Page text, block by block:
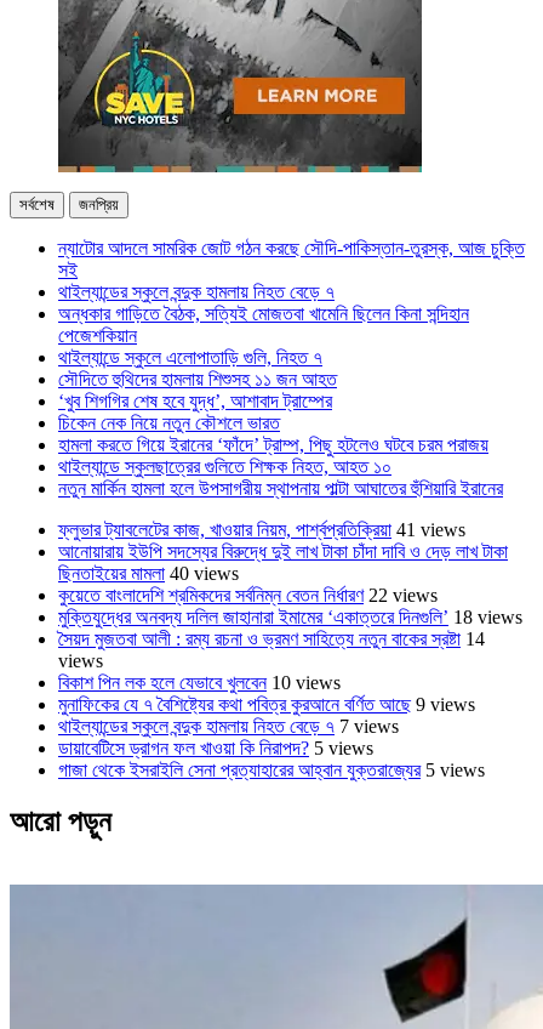
সর্বশেষ জনপ্রিয়
ন্যাটোর আদলে সামরিক জোট গঠন করছে সৌদি-পাকিস্তান-তুরস্ক, আজ চুক্তি
সই
থাইল্যান্ডের স্কুলে বন্দুক হামলায় নিহত বেড়ে ৭
অন্ধকার গাড়িতে বৈঠক, সত্যিই মোজতবা খামেনি ছিলেন কিনা সন্দিহান
পেজেশকিয়ান
থাইল্যান্ডে স্কুলে এলোপাতাড়ি গুলি, নিহত ৭
সৌদিতে হুথিদের হামলায় শিশুসহ ১১ জন আহত
‘খুব শিগগির শেষ হবে যুদ্ধ’, আশাবাদ ট্রাম্পের
চিকেন নেক নিয়ে নতুন কৌশলে ভারত
হামলা করতে গিয়ে ইরানের ‘ফাঁদে’ ট্রাম্প, পিছু হটলেও ঘটবে চরম পরাজয়
থাইল্যান্ডে স্কুলছাত্রের গুলিতে শিক্ষক নিহত, আহত ১০
নতুন মার্কিন হামলা হলে উপসাগরীয় স্থাপনায় পাল্টা আঘাতের হুঁশিয়ারি ইরানের
ফ্লুভার ট্যাবলেটের কাজ, খাওয়ার নিয়ম, পার্শ্বপ্রতিক্রিয়া 41 views
আনোয়ারায় ইউপি সদস্যের বিরুদ্ধে দুই লাখ টাকা চাঁদা দাবি ও দেড় লাখ টাকা
ছিনতাইয়ের মামলা 40 views
কুয়েতে বাংলাদেশি শ্রমিকদের সর্বনিম্ন বেতন নির্ধারণ 22 views
মুক্তিযুদ্ধের অনবদ্য দলিল জাহানারা ইমামের ‘একাত্তরে দিনগুলি’ 18 views
সৈয়দ মুজতবা আলী : রম্য রচনা ও ভ্রমণ সাহিত্যে নতুন বাকের স্রষ্টা 14
views
বিকাশ পিন লক হলে যেভাবে খুলবেন 10 views
মুনাফিকের যে ৭ বৈশিষ্ট্যের কথা পবিত্র কুরআনে বর্ণিত আছে 9 views
থাইল্যান্ডের স্কুলে বন্দুক হামলায় নিহত বেড়ে ৭ 7 views
ডায়াবেটিসে ড্রাগন ফল খাওয়া কি নিরাপদ? 5 views
গাজা থেকে ইসরাইলি সেনা প্রত্যাহারের আহ্বান যুক্তরাজ্যের 5 views
আরো পড়ুন